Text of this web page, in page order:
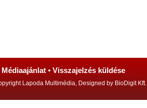
Médiaajánlat • Visszajelzés küldése
Lapoda Multimédia, Designed by BioDigit Kft.